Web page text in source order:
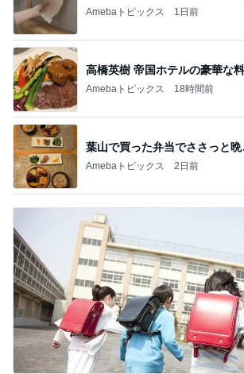
Amebaトピックス 1日前
高橋英樹 帝国ホテルの豪華な
Amebaトピックス 18時間前
葉山で買った弁当でささっと
Amebaトピックス 2日前